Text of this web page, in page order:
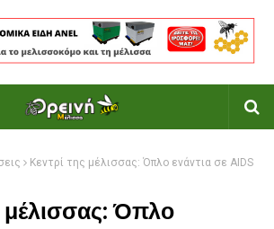
Κεντρί της μέλισσας: Όπλο ενάντια σε AIDS
μέλισσας: Όπλο